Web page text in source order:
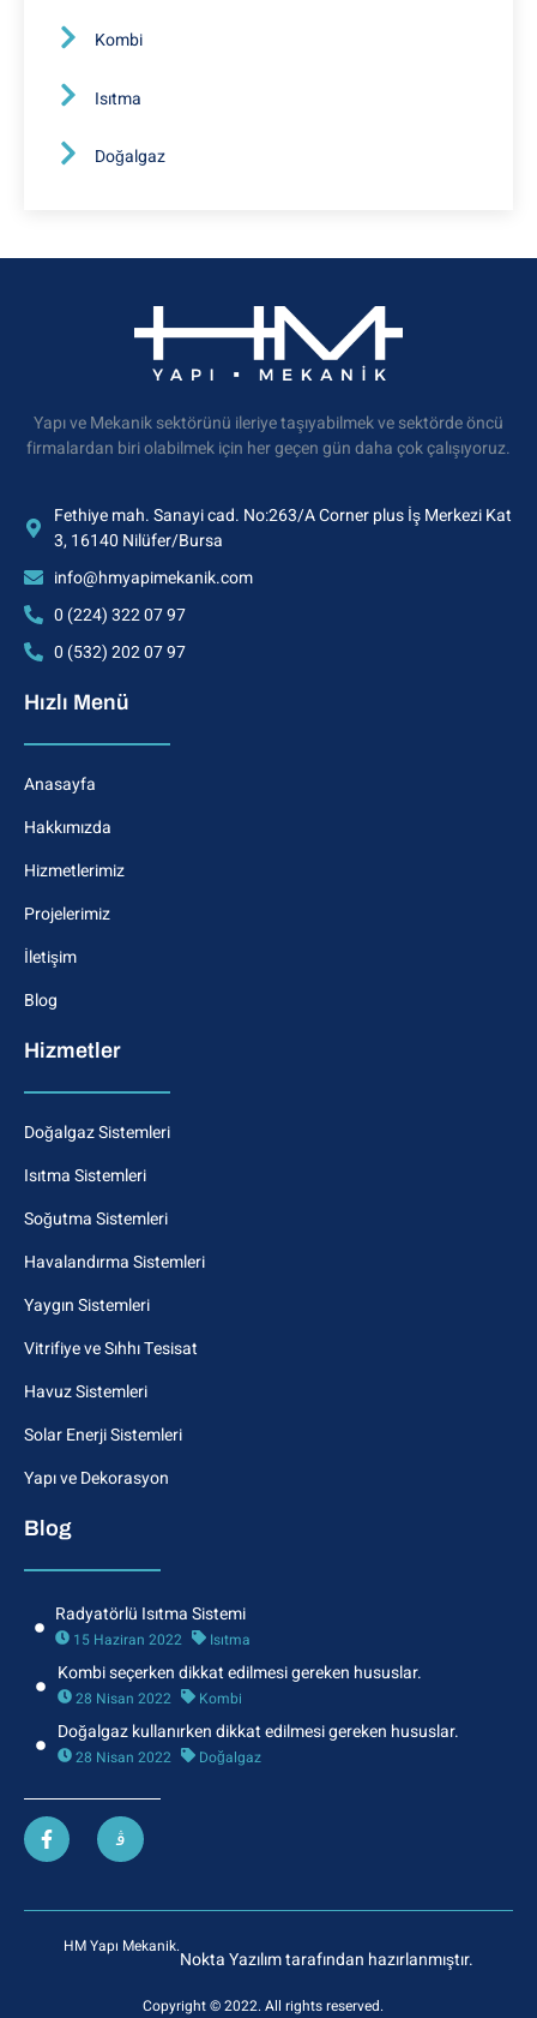
Kombi
Isıtma
Doğalgaz
Yapı ve Mekanik sektörünü ileriye taşıyabilmek ve sektörde öncü
firmalardan biri olabilmek için her geçen gün daha çok çalışıyoruz.
Fethiye mah. Sanayi cad. No:263/A Corner plus İş Merkezi Kat
3, 16140 Nilüfer/Bursa
info@hmyapimekanik.com
0 (224) 322 07 97
0 (532) 202 07 97
Hızlı Menü
Anasayfa
Hakkımızda
Hizmetlerimiz
Projelerimiz
İletişim
Blog
Hizmetler
Doğalgaz Sistemleri
Isıtma Sistemleri
Soğutma Sistemleri
Havalandırma Sistemleri
Yaygın Sistemleri
Vitrifiye ve Sıhhı Tesisat
Havuz Sistemleri
Solar Enerji Sistemleri
Yapı ve Dekorasyon
Blog
Radyatörlü Isıtma Sistemi
15 Haziran 2022 Isıtma
Kombi seçerken dikkat edilmesi gereken hususlar.
28 Nisan 2022 Kombi
Doğalgaz kullanırken dikkat edilmesi gereken hususlar.
28 Nisan 2022 Doğalgaz
HM Yapı Mekanik.
Nokta Yazılım tarafından hazırlanmıştır.
Copyright © 2022. All rights reserved.